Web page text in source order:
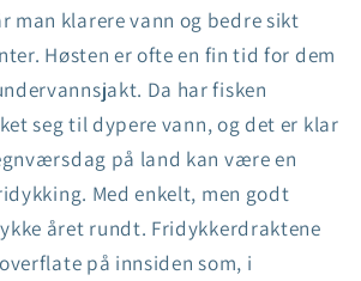
man klarere vann og bedre sikt
Høsten er ofte en fin tid for dem
Da har fisken
seg til dypere vann, og det er klar
på land kan være en
Med enkelt, men godt
året rundt. Fridykkerdraktene
på innsiden som, i